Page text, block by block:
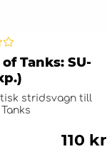
Tanks: SU-
stridsvagn till
110 kr